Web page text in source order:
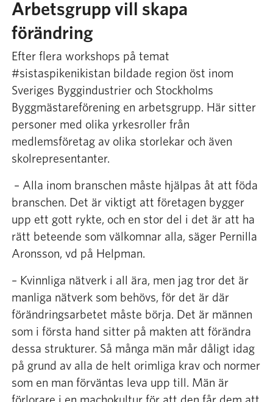
Arbetsgrupp vill skapa
förändring
Efter flera workshops på temat
#sistaspikenikistan bildade region öst inom
Sveriges Byggindustrier och Stockholms
Byggmästareförening en arbetsgrupp. Här sitter
personer med olika yrkesroller från
medlemsföretag av olika storlekar och även
skolrepresentanter.
– Alla inom branschen måste hjälpas åt att föda
branschen. Det är viktigt att företagen bygger
upp ett gott rykte, och en stor del i det är att ha
rätt beteende som välkomnar alla, säger Pernilla
Aronsson, vd på Helpman.
– Kvinnliga nätverk i all ära, men jag tror det är
manliga nätverk som behövs, för det är där
förändringsarbetet måste börja. Det är männen
som i första hand sitter på makten att förändra
dessa strukturer. Så många män mår dåligt idag
på grund av alla de helt orimliga krav och normer
som en man förväntas leva upp till. Män är